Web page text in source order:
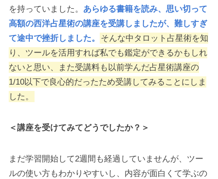
を持っていました。 あらゆる書籍を読み、思い切って
高額の西洋占星術の講座を受講しましたが、難しすぎ
て途中で挫折しました。
そんな中タロット占星術を知
り、ツールを活用すれば私でも鑑定ができるかもしれ
ないと思い、また受講料も以前学んだ占星術講座の
1/10以下で良心的だったため受講してみることにしま
した。
＜講座を受けてみてどうでしたか？＞
まだ学習開始して2週間も経過していませんが、ツー
ルの使い方もわかりやすいし、内容が面白くて学ぶの